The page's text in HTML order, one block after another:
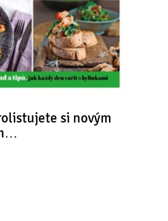
si novým